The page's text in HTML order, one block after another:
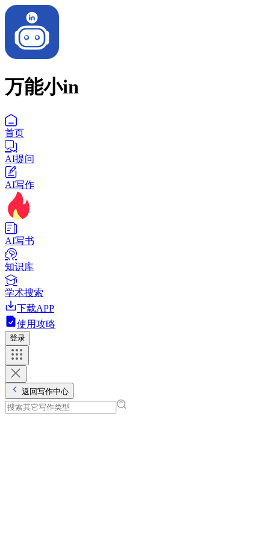
万能小in
首页
AI提问
AI写作
AI写书
知识库
学术搜索
下载APP
使用攻略
登录
返回写作中心